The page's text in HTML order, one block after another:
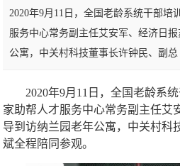
2020年9月11日，全国老龄系统干部培
服务中心常务副主任艾安军、经济日
公寓，中关村科技董事长许钟民、副总
2020年9月11日，全国老龄系
家助帮人才服务中心常务副主任艾
导到访纳兰园老年公寓，中关村科
斌全程陪同参观。